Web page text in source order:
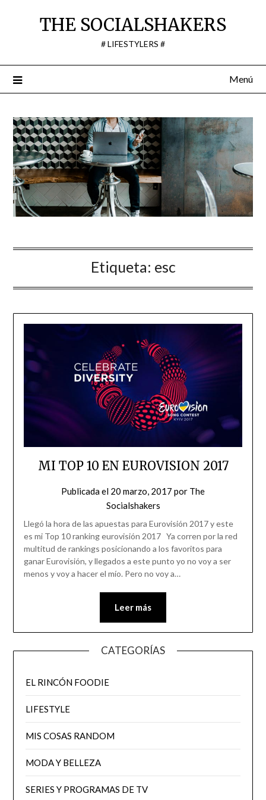
THE SOCIALSHAKERS
# LIFESTYLERS #
Menú
Etiqueta: esc
MI TOP 10 EN EUROVISION 2017
Publicada el 20 marzo, 2017 por The
Socialshakers
Llegó la hora de las apuestas para Eurovisión 2017 y este
es mi Top 10 ranking eurovisión 2017 Ya corren por la red
multitud de rankings posicionando a los favoritos para
ganar Eurovisión, y llegados a este punto yo no voy a ser
menos y voy a hacer el mío. Pero no voy a…
Leer más
CATEGORÍAS
EL RINCÓN FOODIE
LIFESTYLE
MIS COSAS RANDOM
MODA Y BELLEZA
SERIES Y PROGRAMAS DE TV